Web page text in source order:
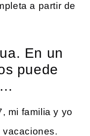
a partir de
En un
puede
mi familia y yo
vacaciones.